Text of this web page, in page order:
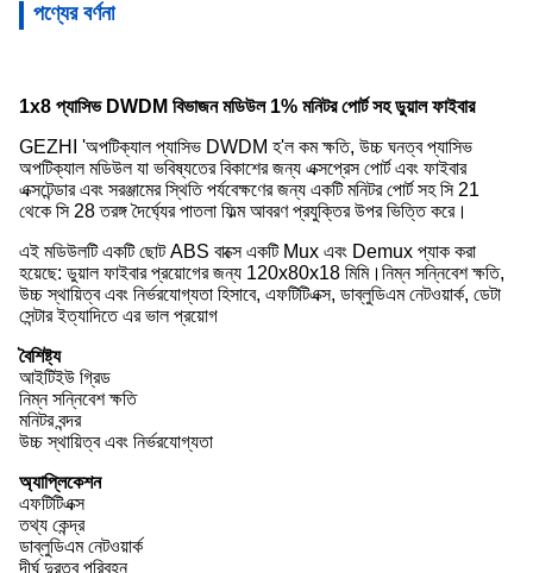
পণ্যের বর্ণনা
1x8 প্যাসিভ DWDM বিভাজন মডিউল 1% মনিটর পোর্ট সহ ডুয়াল ফাইবার
GEZHI 'অপটিক্যাল প্যাসিভ DWDM হ'ল কম ক্ষতি, উচ্চ ঘনত্ব প্যাসিভ
অপটিক্যাল মডিউল যা ভবিষ্যতের বিকাশের জন্য এক্সপ্রেস পোর্ট এবং ফাইবার
এক্সটেন্ডার এবং সরঞ্জামের স্থিতি পর্যবেক্ষণের জন্য একটি মনিটর পোর্ট সহ সি 21
থেকে সি 28 তরঙ্গ দৈর্ঘ্যের পাতলা ফিল্ম আবরণ প্রযুক্তির উপর ভিত্তি করে।
এই মডিউলটি একটি ছোট ABS বাক্সে একটি Mux এবং Demux প্যাক করা
হয়েছে: ডুয়াল ফাইবার প্রয়োগের জন্য 120x80x18 মিমি।নিম্ন সন্নিবেশ ক্ষতি,
উচ্চ স্থায়িত্ব এবং নির্ভরযোগ্যতা হিসাবে, এফটিটিএক্স, ডাব্লুডিএম নেটওয়ার্ক, ডেটা
সেন্টার ইত্যাদিতে এর ভাল প্রয়োগ
বৈশিষ্ট্য
আইটিইউ গ্রিড
নিম্ন সন্নিবেশ ক্ষতি
মনিটর বন্দর
উচ্চ স্থায়িত্ব এবং নির্ভরযোগ্যতা
অ্যাপ্লিকেশন
এফটিটিএক্স
তথ্য কেন্দ্র
ডাব্লুডিএম নেটওয়ার্ক
দীর্ঘ দুরত্ব পরিবহন